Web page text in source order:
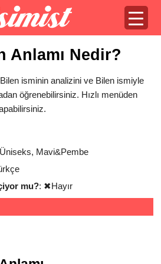
Anlamı Nedir?
isminin analizini ve Bilen ismiyle
öğrenebilirsiniz. Hızlı menüden
Mavi&Pembe
mu?: ✖Hayır